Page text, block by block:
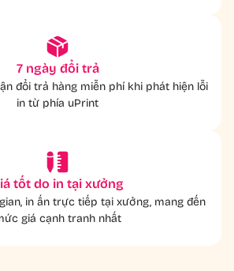
7 ngày đổi trả
đổi trả hàng miễn phí khi phát hiện lỗi
in từ phía uPrint
tốt do in tại xưởng
in ấn trực tiếp tại xưởng, mang đến
giá cạnh tranh nhất